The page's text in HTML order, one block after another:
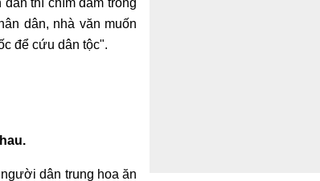
thì chìm đắm trong
dân, nhà văn muốn
để cứu dân tộc".
dân trung hoa ăn